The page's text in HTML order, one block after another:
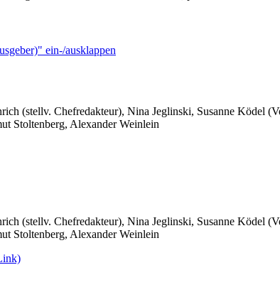
ein-/ausklappen
(stellv. Chefredakteur), Nina Jeglinski, Susanne Ködel
Stoltenberg, Alexander Weinlein
(stellv. Chefredakteur), Nina Jeglinski, Susanne Ködel
Stoltenberg, Alexander Weinlein